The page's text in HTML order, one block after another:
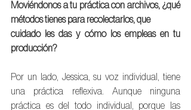
Moviéndonos a tu práctica con archivos, ¿qué
métodos tienes para recolectarlos, que
cuidado les das y cómo los empleas en tu
producción?
Por un lado, Jessica, su voz individual, tiene
una práctica reflexiva. Aunque ninguna
práctica es del todo individual, porque las